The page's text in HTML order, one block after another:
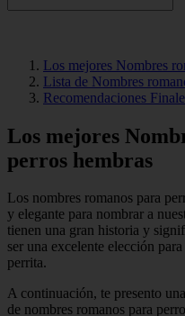
Los mejores Nombres
Lista de Nombres
Recomendaciones
Los mejores
perros hembras
Los nombres romanos para
y elegante para nombrar a
tienen una gran historia y
ser una excelente elección
perrita.
A continuación, te presento
de nombres romanos para